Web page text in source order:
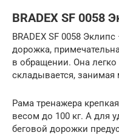
BRADEX SF 0058
BRADEX SF 0058
дорожка,
в обращении. Она легко
складывается,
Рама тренажера
весом до 100 кг. А для
беговой дорожки